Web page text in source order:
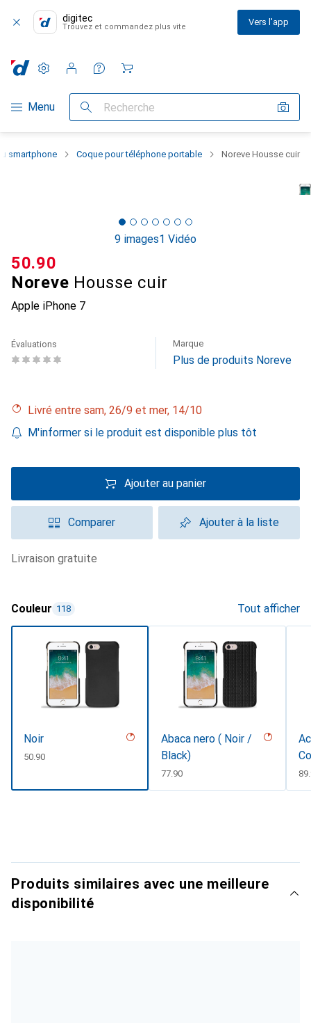
digitec
Trouvez et commandez plus vite Vers l'app
Navigation par catégorie
Menu Recherche
Paramètres
Compte client
Listes de comparaison
Listes d'envies
Panier
smartphone Coque pour téléphone portable Noreve Housse cuir
9 images1 Vidéo
Noreve Housse cuir
Apple iPhone 7
CHF
50.90
Évaluations Marque
Plus de produits Noreve
Livré entre sam, 26/9 et mer, 14/10
M'informer si le produit est disponible plus tôt
Ajouter au panier
Comparer Ajouter à la liste
livraison gratuite
Couleur 118 Tout afficher
Noir
CHF
50.90
Abaca nero ( Noir /
Black)
CHF
77.90
Produits similaires avec une meilleure
disponibilité